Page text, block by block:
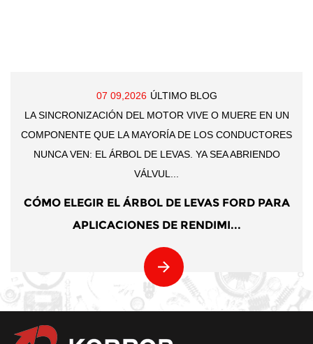
07 09,2026 ÚLTIMO BLOG
LA SINCRONIZACIÓN DEL MOTOR VIVE O MUERE EN UN
COMPONENTE QUE LA MAYORÍA DE LOS CONDUCTORES
NUNCA VEN: EL ÁRBOL DE LEVAS. YA SEA ABRIENDO
VÁLVUL...
CÓMO ELEGIR EL ÁRBOL DE LEVAS FORD PARA
APLICACIONES DE RENDIMI...